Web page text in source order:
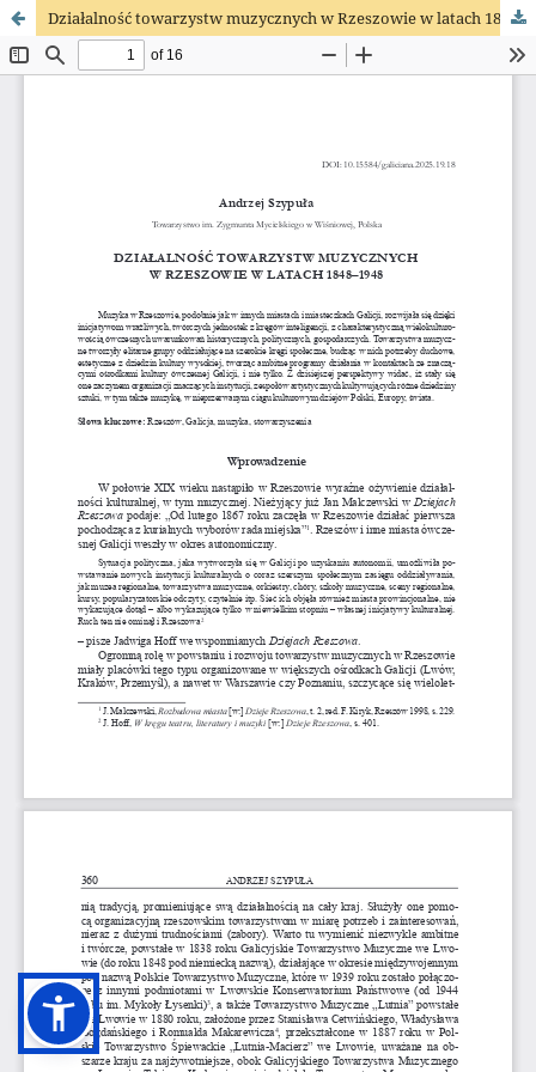
Działalność towarzystw muzycznych w Rzeszowie w latach 1848–1948